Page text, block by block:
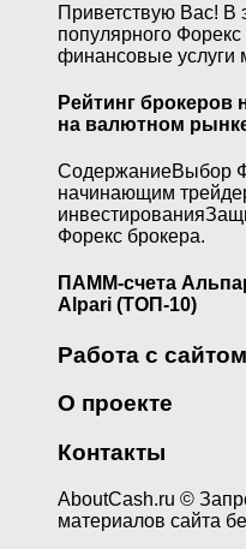
Приветствую Вас! В
популярного
финансовые услуги
Рейтинг
на валютном
СодержаниеВыбор
начинающим
Форекс брокера.
ПАММ-счета
Alpari (ТОП-10)
Работа с сайтом
О проекте
Контакты
AboutCash.ru ©
материалов сайта